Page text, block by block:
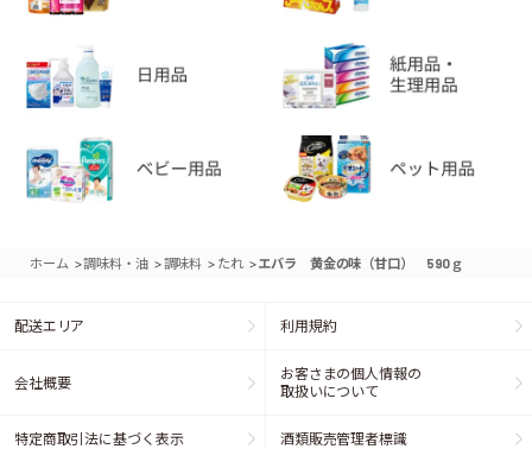
ホーム >調味料・油 >調味料 > たれ >エバラ 黄金の味（甘口） 590ｇ
配送エリア 利用規約
会社概要
お客さまの個人情報の
取扱いについて
特定商取引法に基づく表示 酒類販売管理者標識